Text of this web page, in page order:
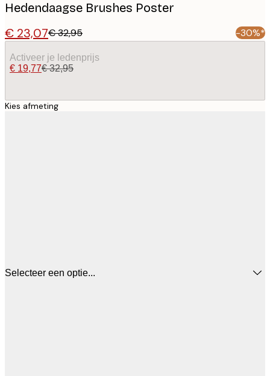
Hedendaagse Brushes Poster
€ 23,07€ 32,95 -30%*
Activeer je ledenprijs
€ 19,77€ 32,95
Kies afmeting
Selecteer een optie...